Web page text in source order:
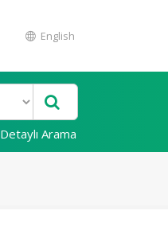
English
Detaylı Arama